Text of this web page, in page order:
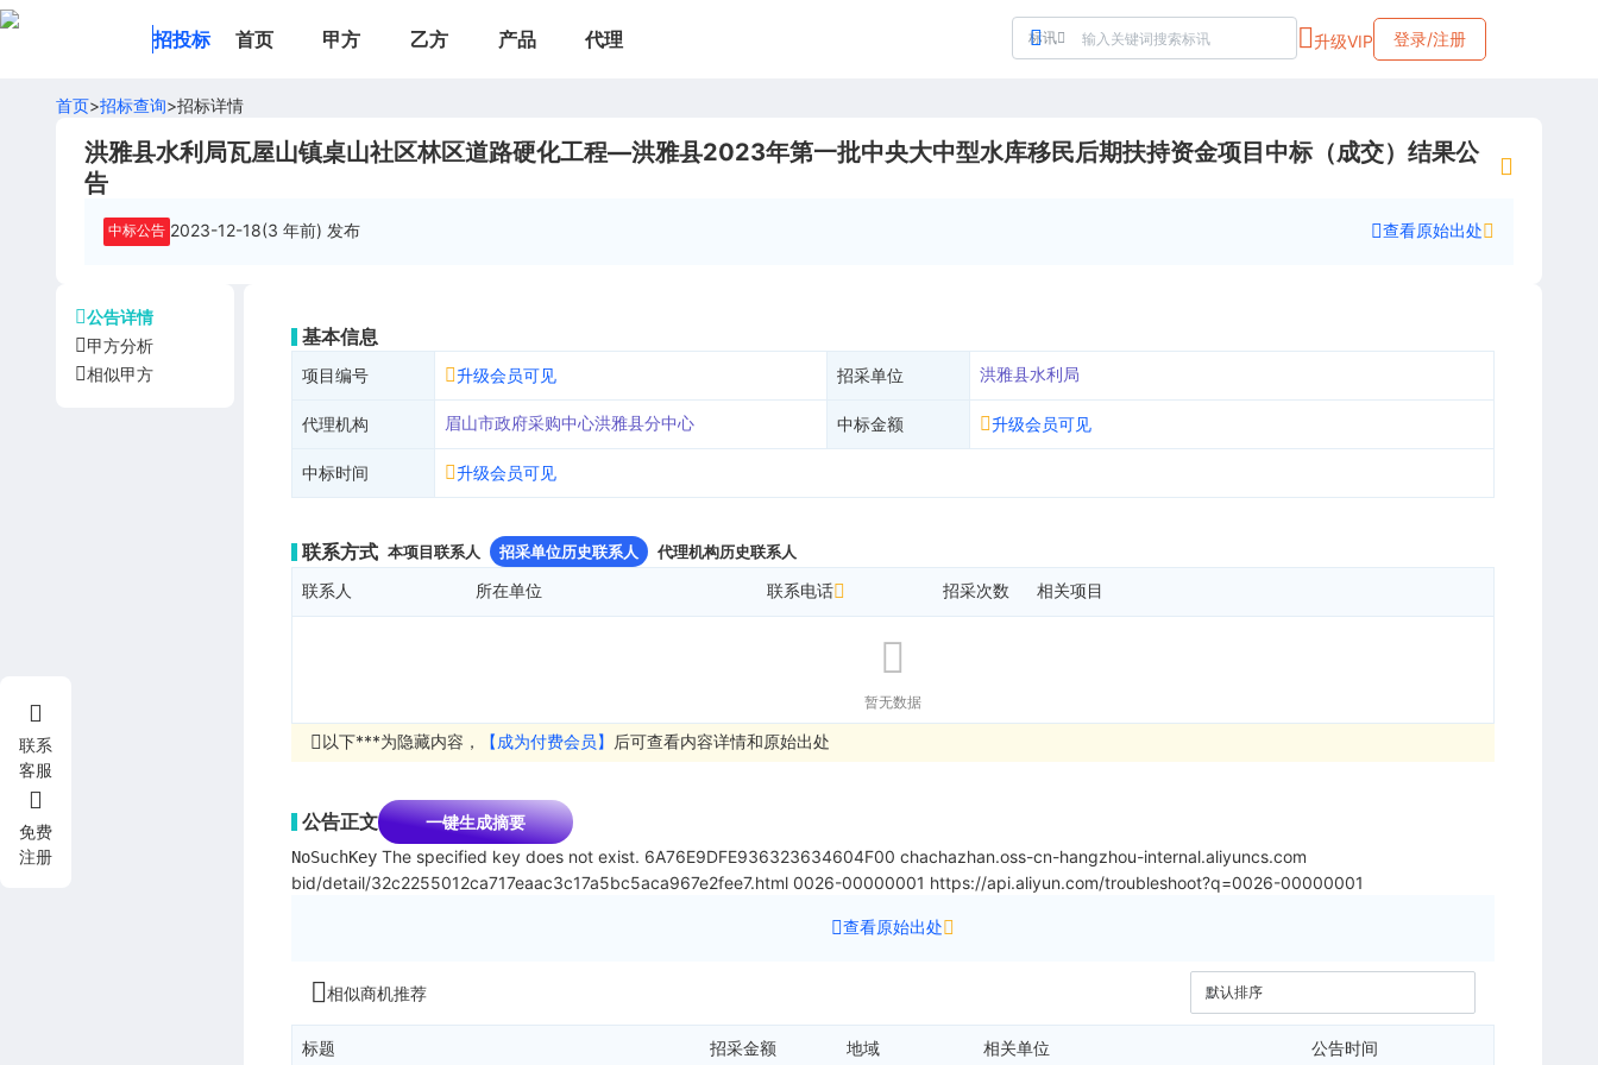
招投标 首页 甲方 乙方 产品 代理 标讯 升级VIP 登录/注册
首页>招标查询>招标详情
洪雅县水利局瓦屋山镇桌山社区林区道路硬化工程—洪雅县2023年第一批中央大中型水库移民后期扶持资金项目中标（成交）结果公
告
中标公告 2023-12-18(3 年前) 发布 查看原始出处
公告详情
甲方分析
相似甲方
基本信息
项目编号 升级会员可见 招采单位 洪雅县水利局
代理机构 眉山市政府采购中心洪雅县分中心 中标金额 升级会员可见
中标时间 升级会员可见
联系方式 本项目联系人 招采单位历史联系人 代理机构历史联系人
联系人 所在单位 联系电话 招采次数 相关项目
暂无数据
以下***为隐藏内容， 【成为付费会员】 后可查看内容详情和原始出处
公告正文 一键生成摘要
NoSuchKey The specified key does not exist. 6A76E9DFE936323634604F00 chachazhan.oss-cn-hangzhou-internal.aliyuncs.com
bid/detail/32c2255012ca717eaac3c17a5bc5aca967e2fee7.html 0026-00000001 https://api.aliyun.com/troubleshoot?q=0026-00000001
查看原始出处
相似商机推荐
标题 招采金额 地域 相关单位 公告时间
联系
客服
免费
注册